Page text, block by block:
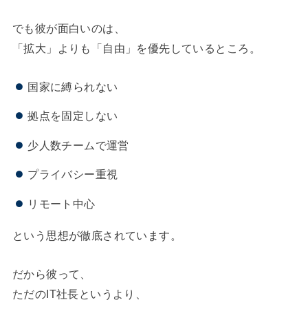
でも彼が面白いのは、
「拡大」よりも「自由」を優先しているところ。
国家に縛られない
拠点を固定しない
少人数チームで運営
プライバシー重視
リモート中心
という思想が徹底されています。
だから彼って、
ただのIT社長というより、